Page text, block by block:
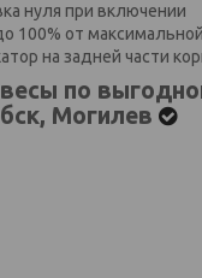
нуля при включении
100% от максимальной
на задней части
по
Могилев